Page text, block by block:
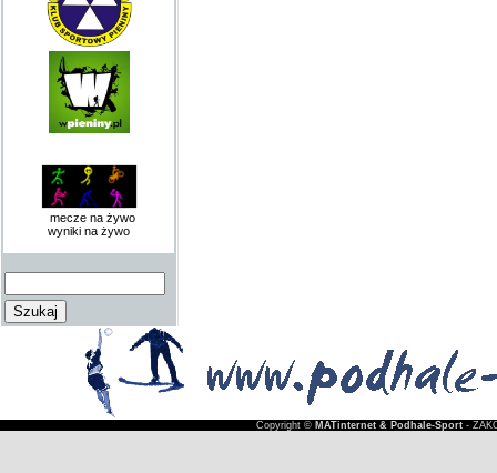
mecze na żywo
wyniki na żywo
Copyright © MATinternet & Podhale-Sport-